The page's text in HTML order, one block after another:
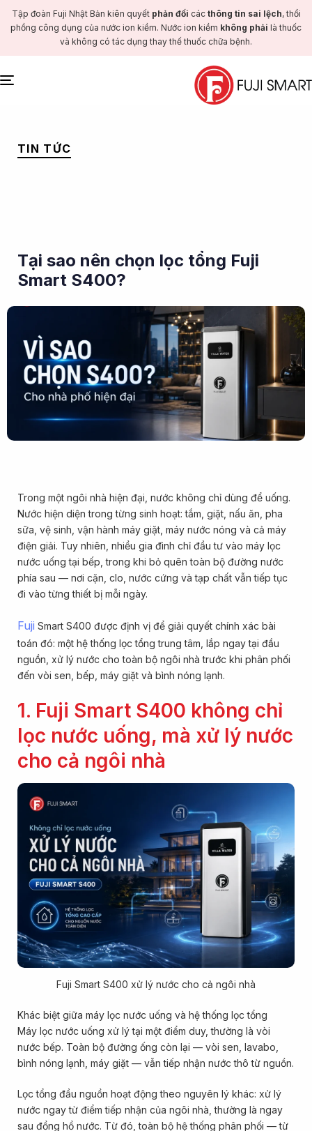
Tập đoàn Fuji Nhật Bản kiên quyết phản đối các thông tin sai lệch, thổi
phồng công dụng của nước ion kiềm. Nước ion kiềm không phải là thuốc
và không có tác dụng thay thế thuốc chữa bệnh.
Toggle
TIN TỨC
Tại sao nên chọn lọc tổng Fuji
Smart S400?
Trong một ngôi nhà hiện đại, nước không chỉ dùng để uống.
Nước hiện diện trong từng sinh hoạt: tắm, giặt, nấu ăn, pha
sữa, vệ sinh, vận hành máy giặt, máy nước nóng và cả máy
điện giải. Tuy nhiên, nhiều gia đình chỉ đầu tư vào máy lọc
nước uống tại bếp, trong khi bỏ quên toàn bộ đường nước
phía sau — nơi cặn, clo, nước cứng và tạp chất vẫn tiếp tục
đi vào từng thiết bị mỗi ngày.
Fuji Smart S400 được định vị để giải quyết chính xác bài
toán đó: một hệ thống lọc tổng trung tâm, lắp ngay tại đầu
nguồn, xử lý nước cho toàn bộ ngôi nhà trước khi phân phối
đến vòi sen, bếp, máy giặt và bình nóng lạnh.
1. Fuji Smart S400 không chỉ
lọc nước uống, mà xử lý nước
cho cả ngôi nhà
Fuji Smart S400 xử lý nước cho cả ngôi nhà
Khác biệt giữa máy lọc nước uống và hệ thống lọc tổng
Máy lọc nước uống xử lý tại một điểm duy, thường là vòi
nước bếp. Toàn bộ đường ống còn lại — vòi sen, lavabo,
bình nóng lạnh, máy giặt — vẫn tiếp nhận nước thô từ nguồn.
Lọc tổng đầu nguồn hoạt động theo nguyên lý khác: xử lý
nước ngay từ điểm tiếp nhận của ngôi nhà, thường là ngay
sau đồng hồ nước. Từ đó, toàn bộ hệ thống phân phối — từ